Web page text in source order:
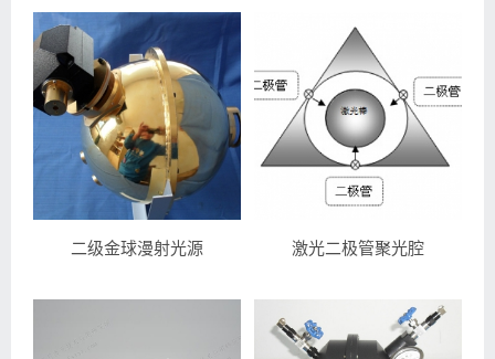
二级金球漫射光源 激光二极管聚光腔